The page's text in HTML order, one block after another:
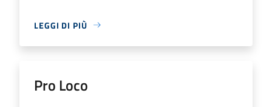
LEGGI DI PIÙ
Pro Loco